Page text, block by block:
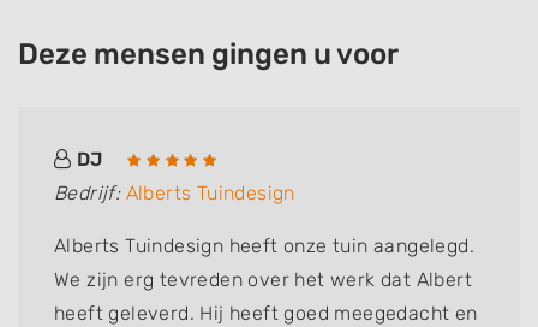
Deze mensen gingen u voor
DJ
Bedrijf: Alberts Tuindesign
Alberts Tuindesign heeft onze tuin aangelegd.
We zijn erg tevreden over het werk dat Albert
heeft geleverd. Hij heeft goed meegedacht en